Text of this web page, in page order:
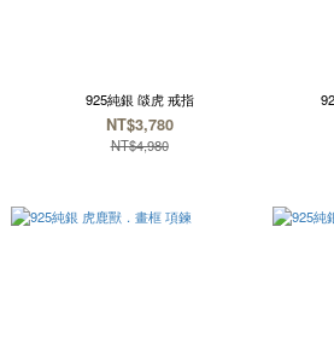
925純銀 燄虎 戒指
NT$3,780
NT$4,980